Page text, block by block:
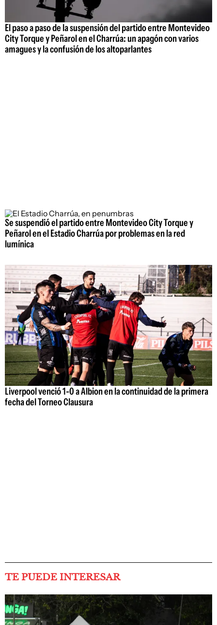
El paso a paso de la suspensión del partido entre Montevideo
City Torque y Peñarol en el Charrúa: un apagón con varios
amagues y la confusión de los altoparlantes
Se suspendió el partido entre Montevideo City Torque y
Peñarol en el Estadio Charrúa por problemas en la red
lumínica
Liverpool venció 1-0 a Albion en la continuidad de la primera
fecha del Torneo Clausura
TE PUEDE INTERESAR